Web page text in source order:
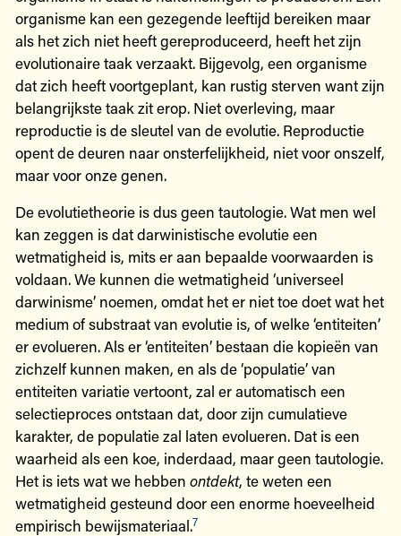
organisme kan een gezegende leeftijd bereiken maar
als het zich niet heeft gereproduceerd, heeft het zijn
evolutionaire taak verzaakt. Bijgevolg, een organisme
dat zich heeft voortgeplant, kan rustig sterven want zijn
belangrijkste taak zit erop. Niet overleving, maar
reproductie is de sleutel van de evolutie. Reproductie
opent de deuren naar onsterfelijkheid, niet voor onszelf,
maar voor onze genen.
De evolutietheorie is dus geen tautologie. Wat men wel
kan zeggen is dat darwinistische evolutie een
wetmatigheid is, mits er aan bepaalde voorwaarden is
voldaan. We kunnen die wetmatigheid ‘universeel
darwinisme’ noemen, omdat het er niet toe doet wat het
medium of substraat van evolutie is, of welke ‘entiteiten’
er evolueren. Als er ‘entiteiten’ bestaan die kopieën van
zichzelf kunnen maken, en als de ‘populatie’ van
entiteiten variatie vertoont, zal er automatisch een
selectieproces ontstaan dat, door zijn cumulatieve
karakter, de populatie zal laten evolueren. Dat is een
waarheid als een koe, inderdaad, maar geen tautologie.
Het is iets wat we hebben ontdekt, te weten een
wetmatigheid gesteund door een enorme hoeveelheid
empirisch bewijsmateriaal.7